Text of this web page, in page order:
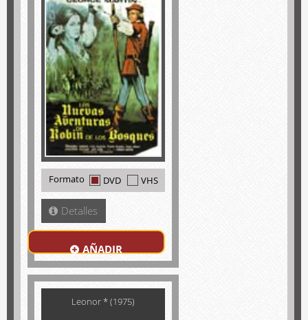
Formato DVD VHS
Detalles
AÑADIR
Leonor * (1975)